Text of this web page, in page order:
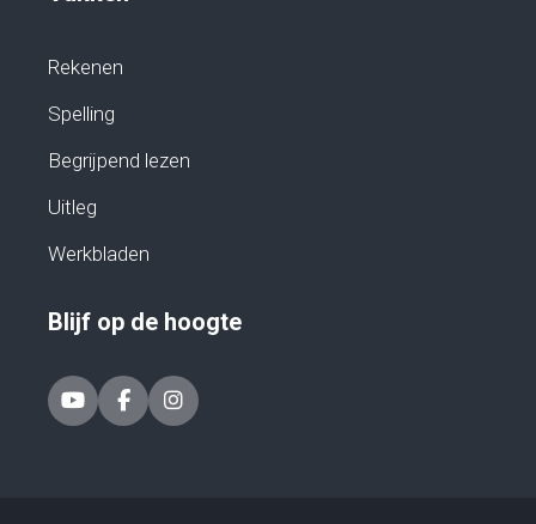
Rekenen
Spelling
Begrijpend lezen
Uitleg
Werkbladen
Blijf op de hoogte